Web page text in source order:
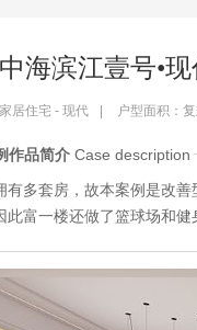
海滨江壹号•
居住宅 - 现代 户型面积：
作品简介 Case description
有多套房，故本案例是改
此富一楼还做了篮球场和健